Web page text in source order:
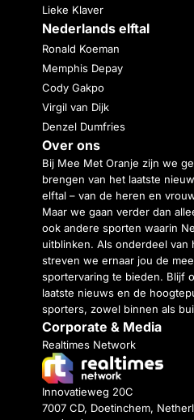
Lieke Klaver
Nederlands elftal
Ronald Koeman
Memphis Depay
Cody Gakpo
Virgil van Dijk
Denzel Dumfries
Over ons
Bij Mee Met Oranje zijn we
brengen van het laatste
elftal – van de heren en
Maar we gaan verder dan
ook andere sporten waarin
uitblinken. Als onderdeel van
streven we ernaar jou de
sportervaring te bieden. Blijf
laatste nieuws en de
sporters, zowel binnen als
Corporate & Media
Realtimes Network
Innovatieweg 20C
7007 CD, Doetinchem,